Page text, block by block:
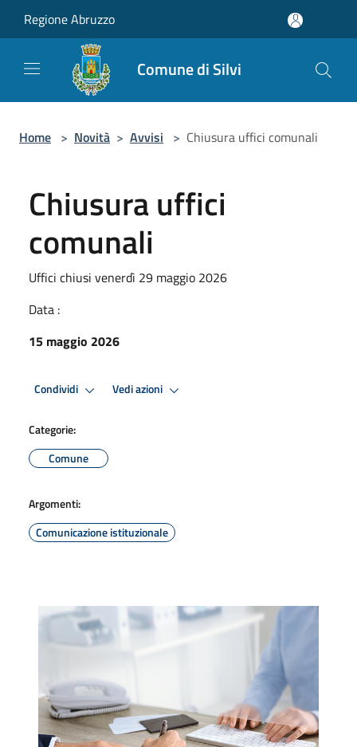
Regione Abruzzo
Comune di Silvi
Home > Novità > Avvisi > Chiusura uffici comunali
Chiusura uffici
comunali
Uffici chiusi venerdì 29 maggio 2026
Data :
15 maggio 2026
Condividi Vedi azioni
Categorie:
Comune
Argomenti:
Comunicazione istituzionale